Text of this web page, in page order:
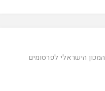
המכון הישראלי לפרסומים